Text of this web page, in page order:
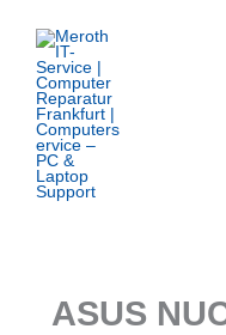
Inhalt
springen
ASUS